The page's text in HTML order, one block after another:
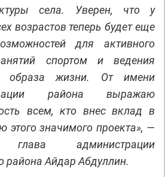
села. Уверен, что у
возрастов теперь будет еще
для активного
спортом и ведения
образа жизни. От имени
района выражаю
всем, кто внес вклад в
этого значимого проекта», —
глава администрации
района Айдар Абдуллин.